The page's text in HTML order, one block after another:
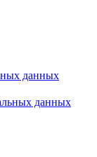
данных
данных